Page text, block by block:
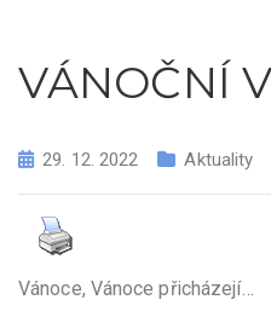
VÁNOČNÍ
29. 12. 2022 Aktuality
Vánoce, Vánoce přicházejí…